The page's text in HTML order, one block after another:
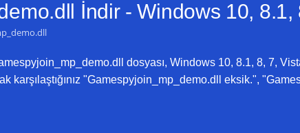
İndir -Windows 10, 8.1,
dosyası, Windows 10, 8.1, 8, 7,
karşılaştığınız "Gamespyjoin_mp_demo.dll eksik.",